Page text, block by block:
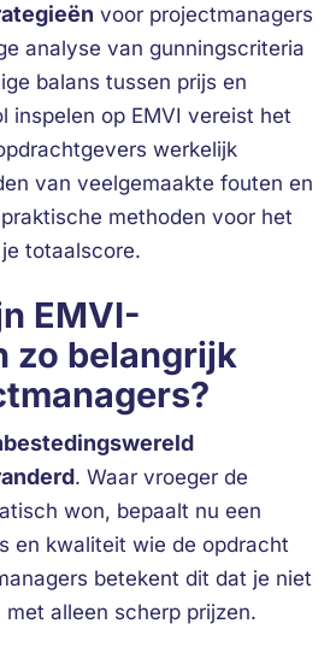
voor projectmanagers
analyse van gunningscriteria
balans tussen prijs en
inspelen op EMVI vereist het
werkelijk
van veelgemaakte fouten en
methoden voor het
totaalscore.
EMVI-
zo belangrijk
. Waar vroeger de
won, bepaalt nu een
en kwaliteit wie de opdracht
betekent dit dat je niet
alleen scherp prijzen.